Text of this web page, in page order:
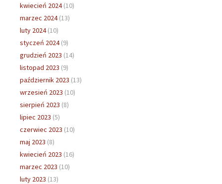
kwiecień 2024(10)
marzec 2024(13)
luty 2024(10)
styczeń 2024(9)
grudzień 2023 (14)
listopad 2023 (9)
październik 2023 (13)
wrzesień 2023 (10)
sierpień 2023 (8)
lipiec 2023 (5)
czerwiec 2023 (10)
maj 2023 (8)
kwiecień 2023 (16)
marzec 2023 (10)
luty 2023 (13)